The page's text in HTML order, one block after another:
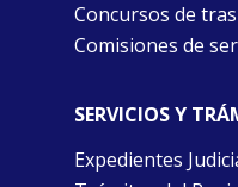
Concursos de
Comisiones de
SERVICIOS Y
Expedientes